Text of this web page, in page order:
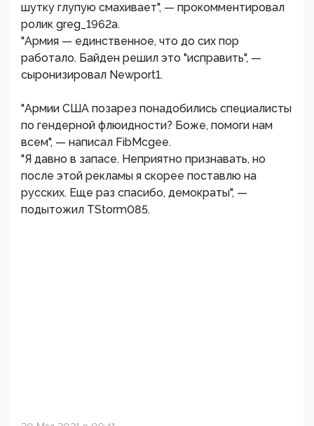
шутку глупую смахивает", — прокомментировал
ролик greg_1962a.
"Армия — единственное, что до сих пор
работало. Байден решил это "исправить", —
сыронизировал Newport1.
"Армии США позарез понадобились специалисты
по гендерной флюидности? Боже, помоги нам
всем", — написал FibMcgee.
"Я давно в запасе. Неприятно признавать, но
после этой рекламы я скорее поставлю на
русских. Еще раз спасибо, демократы", —
подытожил TStorm085.